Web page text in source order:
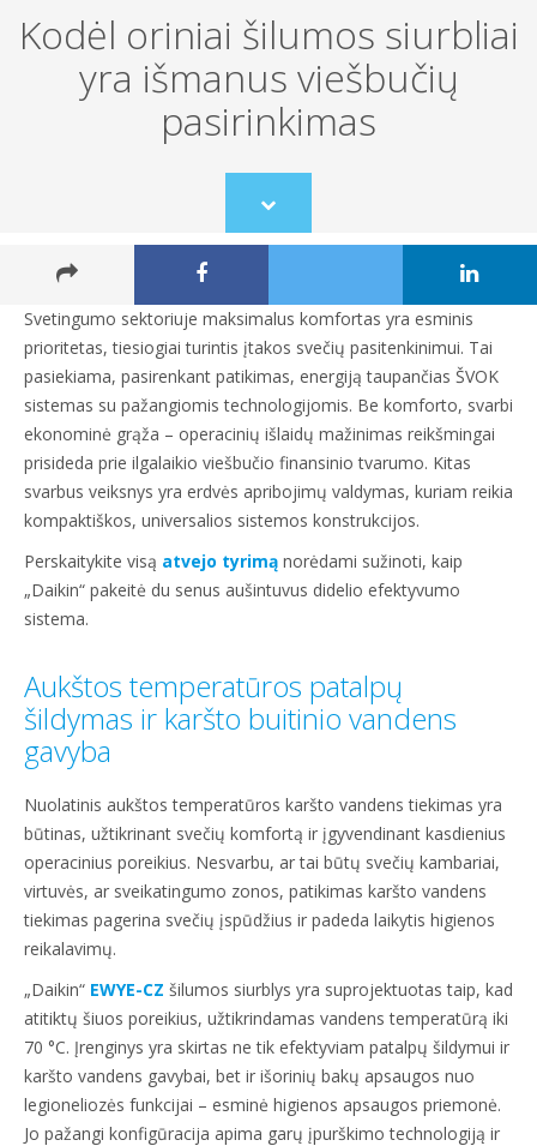
Kodėl oriniai šilumos siurbliai
yra išmanus viešbučių
pasirinkimas
Scroll
to
Svetingumo sektoriuje maksimalus komfortas yra esminis
prioritetas, tiesiogiai turintis įtakos svečių pasitenkinimui. Tai
pasiekiama, pasirenkant patikimas, energiją taupančias ŠVOK
sistemas su pažangiomis technologijomis. Be komforto, svarbi
ekonominė grąža – operacinių išlaidų mažinimas reikšmingai
prisideda prie ilgalaikio viešbučio finansinio tvarumo. Kitas
svarbus veiksnys yra erdvės apribojimų valdymas, kuriam reikia
kompaktiškos, universalios sistemos konstrukcijos.
Perskaitykite visą atvejo tyrimą norėdami sužinoti, kaip
„Daikin“ pakeitė du senus aušintuvus didelio efektyvumo
sistema.
Aukštos temperatūros patalpų
šildymas ir karšto buitinio vandens
gavyba
Nuolatinis aukštos temperatūros karšto vandens tiekimas yra
būtinas, užtikrinant svečių komfortą ir įgyvendinant kasdienius
operacinius poreikius. Nesvarbu, ar tai būtų svečių kambariai,
virtuvės, ar sveikatingumo zonos, patikimas karšto vandens
tiekimas pagerina svečių įspūdžius ir padeda laikytis higienos
reikalavimų.
„Daikin“ EWYE-CZ šilumos siurblys yra suprojektuotas taip, kad
atitiktų šiuos poreikius, užtikrindamas vandens temperatūrą iki
70 °C. Įrenginys yra skirtas ne tik efektyviam patalpų šildymui ir
karšto vandens gavybai, bet ir išorinių bakų apsaugos nuo
legioneliozės funkcijai – esminė higienos apsaugos priemonė.
Jo pažangi konfigūracija apima garų įpurškimo technologiją ir